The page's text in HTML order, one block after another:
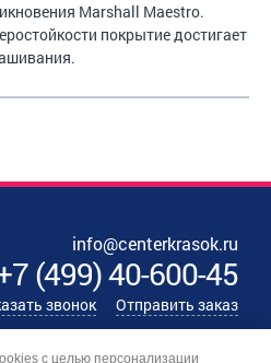
Marshall Maestro.
покрытие достигает
info@centerkrasok.ru
(499)40-600-45
звонок Отправить заказ
с целью персонализации